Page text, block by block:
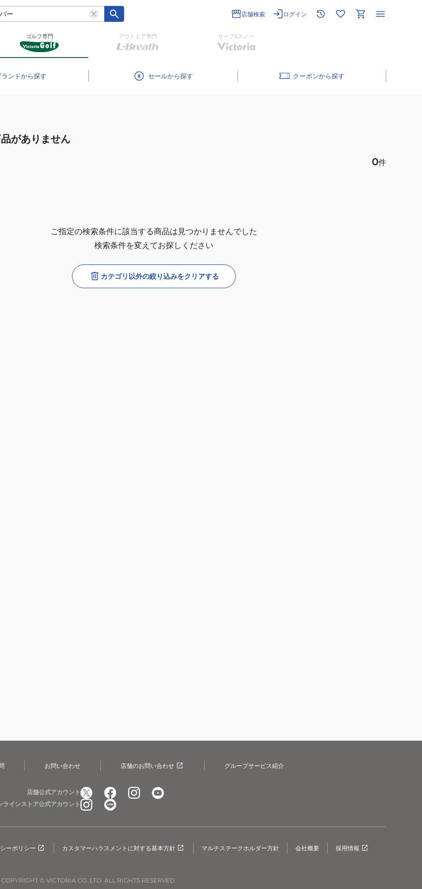
店舗検索 ログイン
ゴルフ専門 アウトドア専門 サーフ&スノー
ランド セール クーポン
がありません
0件
ご指定の検索条件に該当する商品は見つかりませんでした
検索条件を変えてお探しください
カテゴリ以外の絞り込みをクリアする
お問い合わせ 店舗のお問い合わせ グループサービス紹介
店舗公式アカウント
ラインストア公式アカウント
ーポリシー カスタマーハラスメントに対する基本方針 マルチステークホルダー方針 会社概要 採用情報
COPYRIGHT © VICTORIA CO.,LTD. ALL RIGHTS RESERVED.